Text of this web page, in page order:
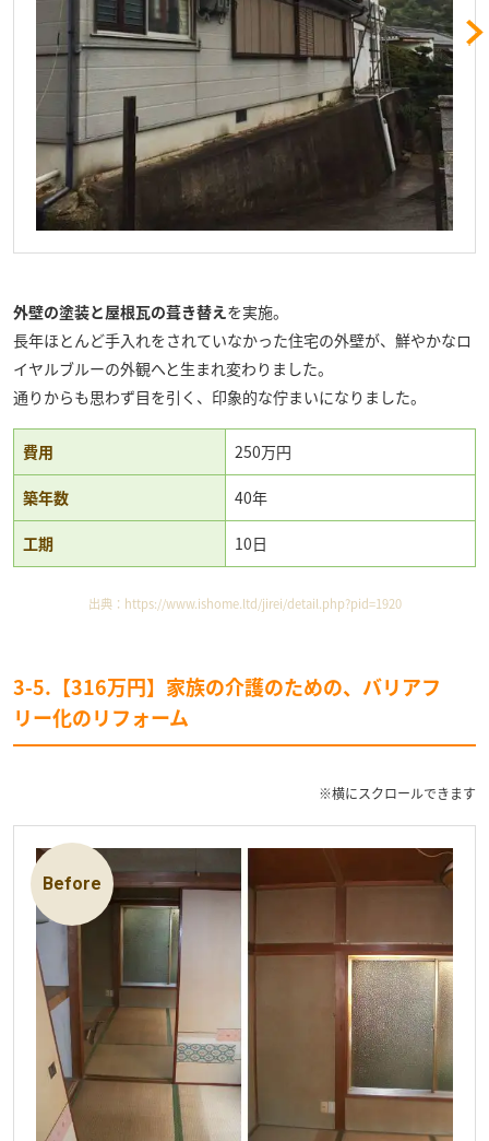
外壁の塗装と屋根瓦の葺き替えを実施。
長年ほとんど手入れをされていなかった住宅の外壁が、鮮やかなロ
イヤルブルーの外観へと生まれ変わりました。
通りからも思わず目を引く、印象的な佇まいになりました。
費用 250万円
築年数 40年
工期 10日
出典： https://www.ishome.ltd/jirei/detail.php?pid=1920
3-5.【316万円】家族の介護のための、バリアフ
リー化のリフォーム
※横にスクロールできます